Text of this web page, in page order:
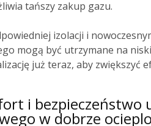
tańszy zakup gazu.
izolacji i
mogą być utrzymane na
już teraz, aby zwiększyć
i bezpieczeństwo
w dobrze